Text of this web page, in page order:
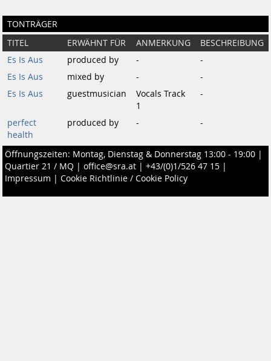
TONTRÄGER
TITEL ERWÄHNT FÜR ANMERKUNG
BESCHREIBUNG
Es Is Aus
produced by -
-
Es Is Aus
mixed by -
-
Es Is Aus
guestmusician
Vocals Track
1
-
perfect
health
produced by - -
Öffnungszeiten: Montag, Dienstag & Donnerstag 13:00 - 19:00 |
Quartier 21 / MQ | office@sra.at | +43/(0)1/526 47 15 |
Impressum | Cookie Richtlinie / Cookie Policy